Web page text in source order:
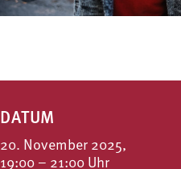
DATUM
20. November 2025,
19:00 – 21:00 Uhr